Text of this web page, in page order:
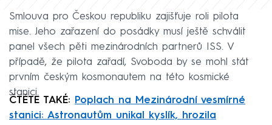
Smlouva pro Českou republiku zajišťuje roli pilota
mise. Jeho zařazení do posádky musí ještě schválit
panel všech pěti mezinárodních partnerů ISS. V
případě, že pilota zařadí, Svoboda by se mohl stát
prvním českým kosmonautem na této kosmické
stanici.
ČTĚTE TAKÉ:
Poplach na Mezinárodní vesmírné
stanici: Astronautům unikal kyslík, hrozila